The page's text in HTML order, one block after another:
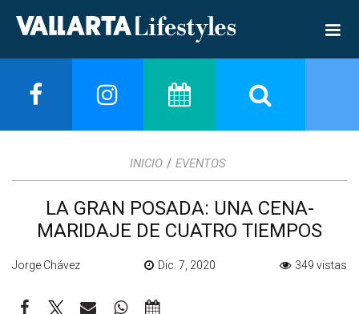
INICIO / EVENTOS
LA GRAN POSADA: UNA CENA-
MARIDAJE DE CUATRO TIEMPOS
Jorge Chávez Dic. 7, 2020 349 vistas